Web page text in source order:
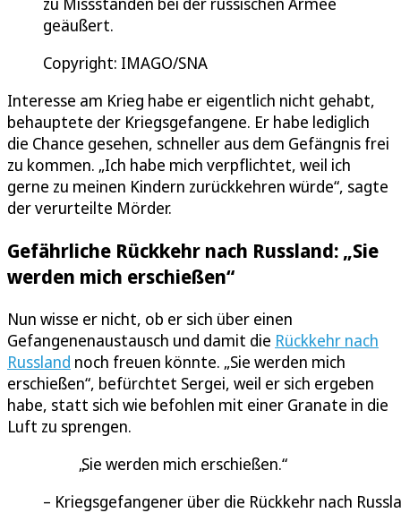
geäußert.
Copyright: IMAGO/SNA
Interesse am Krieg habe er eigentlich nicht gehabt,
behauptete der Kriegsgefangene. Er habe lediglich
die Chance gesehen, schneller aus dem Gefängnis frei
zu kommen. „Ich habe mich verpflichtet, weil ich
gerne zu meinen Kindern zurückkehren würde“, sagte
der verurteilte Mörder.
Gefährliche Rückkehr nach Russland: „Sie
werden mich erschießen“
Nun wisse er nicht, ob er sich über einen
Gefangenenaustausch und damit die Rückkehr nach
Russland noch freuen könnte. „Sie werden mich
erschießen“, befürchtet Sergei, weil er sich ergeben
habe, statt sich wie befohlen mit einer Granate in die
Luft zu sprengen.
Sie werden mich erschießen.
Kriegsgefangener über die Rückkehr nach